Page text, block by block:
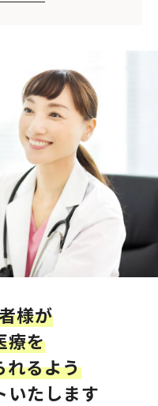
様が
療を
れるよう
いたします